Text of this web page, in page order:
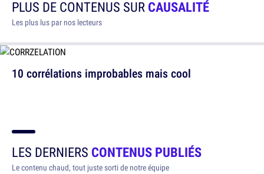
PLUS DE CONTENUS SURCAUSALITÉ
Les plus lus par nos lecteurs
10 corrélations improbables mais cool
LES DERNIERS CONTENUS PUBLIÉS
Le contenu chaud, tout juste sorti de notre équipe